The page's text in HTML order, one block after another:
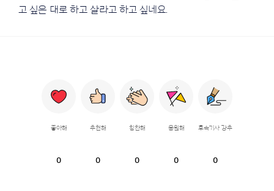
고 싶은 대로 하고 살라고 하고 싶네요.
좋아해
0
추천해
0
칭찬해
0
응원해
0
후속기사 강추
0